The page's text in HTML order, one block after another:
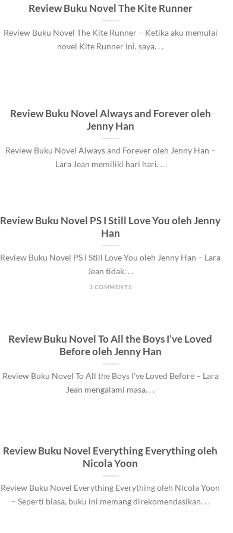
Review Buku Novel The Kite Runner
Review Buku Novel The Kite Runner – Ketika aku memulai
novel Kite Runner ini, saya. . .
Review Buku Novel Always and Forever oleh
Jenny Han
Review Buku Novel Always and Forever oleh Jenny Han –
Lara Jean memiliki hari hari. . .
Review Buku Novel PS I Still Love You oleh Jenny
Han
Review Buku Novel PS I Still Love You oleh Jenny Han – Lara
Jean tidak. . .
1 COMMENTS
Review Buku Novel To All the Boys I’ve Loved
Before oleh Jenny Han
Review Buku Novel To All the Boys I’ve Loved Before – Lara
Jean mengalami masa. . .
Review Buku Novel Everything Everything oleh
Nicola Yoon
Review Buku Novel Everything Everything oleh Nicola Yoon
– Seperti biasa, buku ini memang direkomendasikan. . .